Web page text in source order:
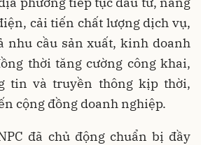
cải tiến chất lượng dịch vụ,
nhu cầu sản xuất, kinh doanh
thời tăng cường công khai,
tin và truyền thông kịp thời,
cộng đồng doanh nghiệp.
đã chủ động chuẩn bị đầy